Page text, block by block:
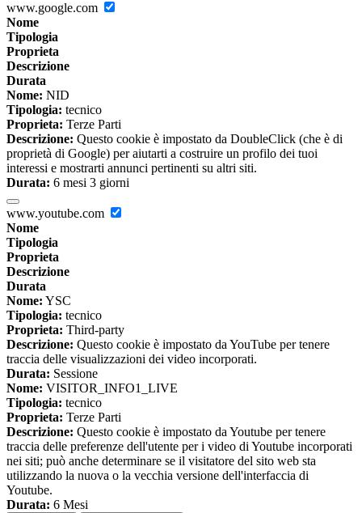
www.google.com
Nome
Tipologia
Proprieta
Descrizione
Durata
Nome: NID
Tipologia: tecnico
Proprieta: Terze Parti
Descrizione: Questo cookie è impostato da DoubleClick (che è di
proprietà di Google) per aiutarti a costruire un profilo dei tuoi
interessi e mostrarti annunci pertinenti su altri siti.
Durata: 6 mesi 3 giorni
www.youtube.com
Nome
Tipologia
Proprieta
Descrizione
Durata
Nome: YSC
Tipologia: tecnico
Proprieta: Third-party
Descrizione: Questo cookie è impostato da YouTube per tenere
traccia delle visualizzazioni dei video incorporati.
Durata: Sessione
Nome: VISITOR_INFO1_LIVE
Tipologia: tecnico
Proprieta: Terze Parti
Descrizione: Questo cookie è impostato da Youtube per tenere
traccia delle preferenze dell'utente per i video di Youtube incorporati
nei siti; può anche determinare se il visitatore del sito web sta
utilizzando la nuova o la vecchia versione dell'interfaccia di
Youtube.
Durata: 6 Mesi